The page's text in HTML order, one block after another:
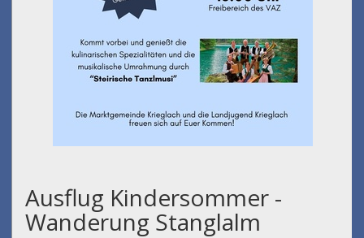
Ausflug Kindersommer -
Wanderung Stanglalm